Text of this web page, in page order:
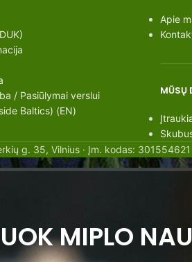
/ Pasiūlymai verslui
Baltics) (EN)
Apie
MŪSŲ
g. 35, Vilnius · Įm. kodas:
MIPLO